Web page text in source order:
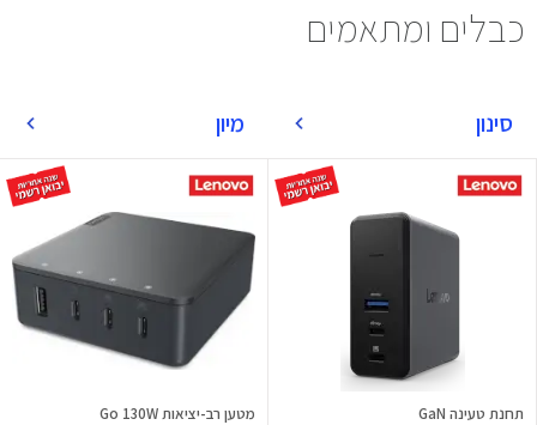
כבלים ומתאמים
סינון מיון
תחנת טעינה GaN מטען רב-יציאות Go 130W